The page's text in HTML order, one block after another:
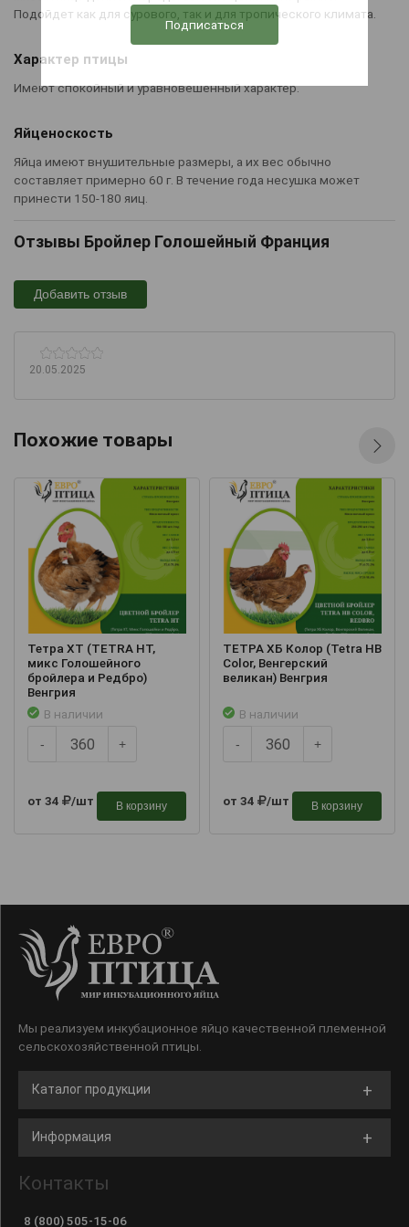
Подойдет как для сурового, так и для тропического климата.
Характер птицы
Имеют спокойный и уравновешенный характер.
Яйценоскость
Яйца имеют внушительные размеры, а их вес обычно
составляет примерно 60 г. В течение года несушка может
принести 150-180 яиц.
Отзывы Бройлер Голошейный Франция
Добавить отзыв
20.05.2025
Похожие товары
Тетра ХТ (TETRA HT,
микс Голошейного
бройлера и Редбро)
Венгрия
В наличии
- +
от 34 /шт В корзину
ТЕТРА ХБ Колор (Tetra HB
Color, Венгерский
великан) Венгрия
В наличии
- +
от 34 /шт В корзину
Мы реализуем инкубационное яйцо качественной племенной
сельскохозяйственной птицы.
Каталог продукции
Информация
Контакты
8 (800) 505-15-06